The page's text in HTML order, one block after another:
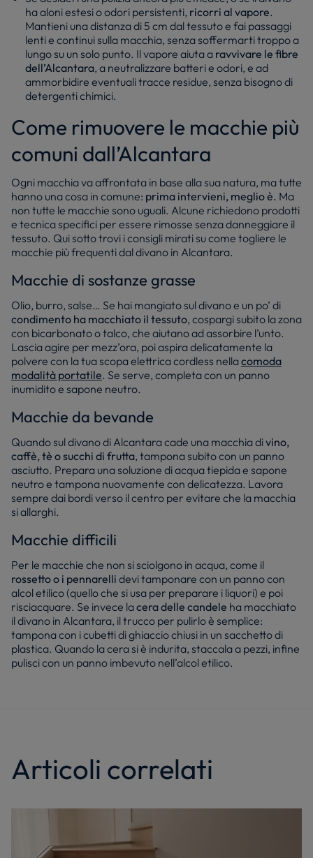
ha aloni estesi o odori persistenti, ricorri al vapore.
Mantieni una distanza di 5 cm dal tessuto e fai passaggi
lenti e continui sulla macchia, senza soffermarti troppo a
lungo su un solo punto. Il vapore aiuta a ravvivare le fibre
dell’Alcantara, a neutralizzare batteri e odori, e ad
ammorbidire eventuali tracce residue, senza bisogno di
detergenti chimici.
Come rimuovere le macchie più
comuni dall’Alcantara
Ogni macchia va affrontata in base alla sua natura, ma tutte
hanno una cosa in comune: prima intervieni, meglio è. Ma
non tutte le macchie sono uguali. Alcune richiedono prodotti
e tecnica specifici per essere rimosse senza danneggiare il
tessuto. Qui sotto trovi i consigli mirati su come togliere le
macchie più frequenti dal divano in Alcantara.
Macchie di sostanze grasse
Olio, burro, salse… Se hai mangiato sul divano e un po’ di
condimento ha macchiato il tessuto, cospargi subito la zona
con bicarbonato o talco, che aiutano ad assorbire l’unto.
Lascia agire per mezz’ora, poi aspira delicatamente la
polvere con la tua scopa elettrica cordless nellacomoda
modalità portatile. Se serve, completa con un panno
inumidito e sapone neutro.
Macchie da bevande
Quando sul divano di Alcantara cade una macchia divino,
caffè, tè o succhi di frutta, tampona subito con un panno
asciutto. Prepara una soluzione di acqua tiepida e sapone
neutro e tampona nuovamente con delicatezza. Lavora
sempre dai bordi verso il centro per evitare che la macchia
si allarghi.
Macchie difficili
Per le macchie che non si sciolgono in acqua, come il
rossetto o i pennarelli devi tamponare con un panno con
alcol etilico (quello che si usa per preparare i liquori) e poi
risciacquare. Se invece lacera delle candele ha macchiato
il divano in Alcantara, il trucco per pulirlo è semplice:
tampona con i cubetti di ghiaccio chiusi in un sacchetto di
plastica. Quando la cera si è indurita, staccala a pezzi, infine
pulisci con un panno imbevuto nell’alcol etilico.
Articoli correlati